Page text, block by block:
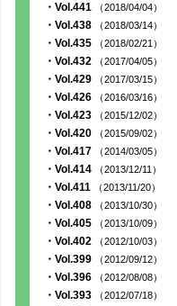
・Vol.441 （2018/04/04）
・Vol.438 （2018/03/14）
・Vol.435 （2018/02/21）
・Vol.432 （2017/04/05）
・Vol.429 （2017/03/15）
・Vol.426 （2016/03/16）
・Vol.423 （2015/12/02）
・Vol.420 （2015/09/02）
・Vol.417 （2014/03/05）
・Vol.414 （2013/12/11）
・Vol.411 （2013/11/20）
・Vol.408 （2013/10/30）
・Vol.405 （2013/10/09）
・Vol.402 （2012/10/03）
・Vol.399 （2012/09/12）
・Vol.396 （2012/08/08）
・Vol.393 （2012/07/18）